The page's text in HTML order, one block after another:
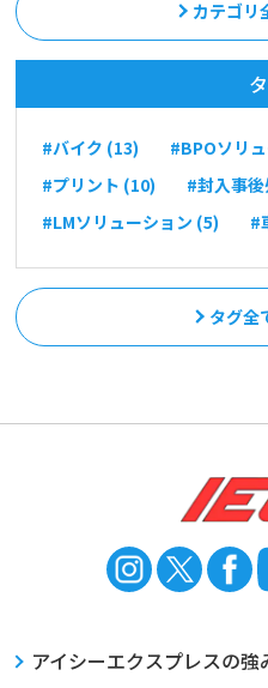
カテゴリ
#バイク (13)
#BPOソリ
#プリント (10)
#封入事
#LMソリューション (5)
#
タグ全
アイシーエクスプレスの強